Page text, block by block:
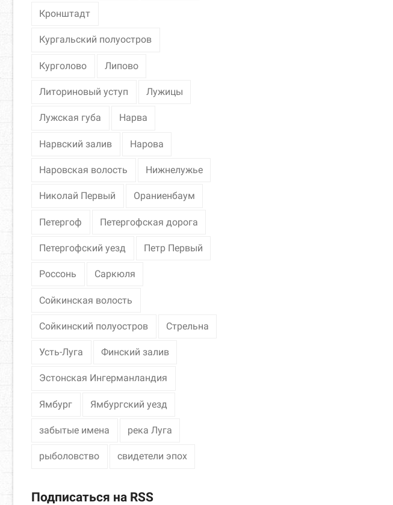
Кронштадт
Кургальский полуостров
Курголово Липово
Литориновый уступ Лужицы
Лужская губа Нарва
Нарвский залив Нарова
Наровская волость Нижнелужье
Николай Первый Ораниенбаум
Петергоф Петергофская дорога
Петергофский уезд Петр Первый
Россонь Саркюля
Сойкинская волость
Сойкинский полуостров Стрельна
Усть-Луга Финский залив
Эстонская Ингерманландия
Ямбург Ямбургский уезд
забытые имена река Луга
рыболовство свидетели эпох
Подписаться на RSS